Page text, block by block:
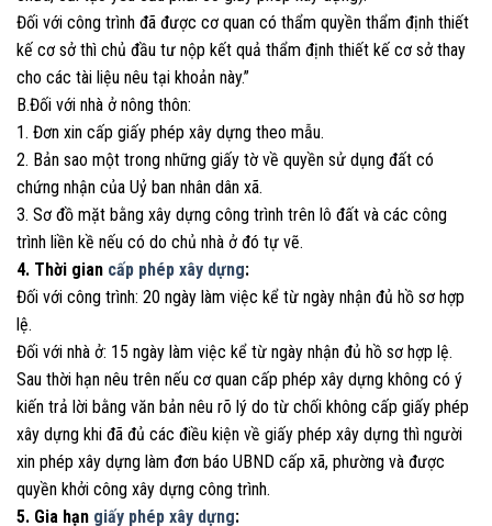
Đối với công trình đã được cơ quan có thẩm quyền thẩm định thiết
kế cơ sở thì chủ đầu tư nộp kết quả thẩm định thiết kế cơ sở thay
cho các tài liệu nêu tại khoản này.”
B.Đối với nhà ở nông thôn:
1. Đơn xin cấp giấy phép xây dựng theo mẫu.
2. Bản sao một trong những giấy tờ về quyền sử dụng đất có
chứng nhận của Uỷ ban nhân dân xã.
3. Sơ đồ mặt bằng xây dựng công trình trên lô đất và các công
trình liền kề nếu có do chủ nhà ở đó tự vẽ.
4. Thời gian cấp phép xây dựng:
Đối với công trình: 20 ngày làm việc kể từ ngày nhận đủ hồ sơ hợp
lệ.
Đối với nhà ở: 15 ngày làm việc kể từ ngày nhận đủ hồ sơ hợp lệ.
Sau thời hạn nêu trên nếu cơ quan cấp phép xây dựng không có ý
kiến trả lời bằng văn bản nêu rõ lý do từ chối không cấp giấy phép
xây dựng khi đã đủ các điều kiện về giấy phép xây dựng thì người
xin phép xây dựng làm đơn báo UBND cấp xã, phường và được
quyền khởi công xây dựng công trình.
5. Gia hạn giấy phép xây dựng: